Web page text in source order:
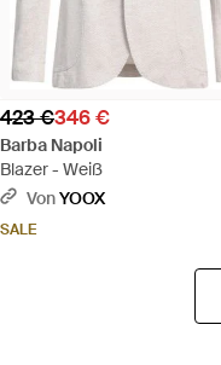
423 €346 €
Barba Napoli
Blazer - Weiß
VonYOOX
SALE